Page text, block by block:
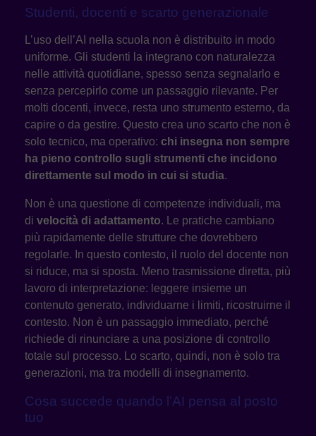
Studenti, docenti e scarto generazionale
L’uso dell’AI nella scuola non è distribuito in modo
uniforme. Gli studenti la integrano con naturalezza
nelle attività quotidiane, spesso senza segnalarlo e
senza percepirlo come un passaggio rilevante. Per
molti docenti, invece, resta uno strumento esterno, da
capire o da gestire. Questo crea uno scarto che non è
solo tecnico, ma operativo: chi insegna non sempre
ha pieno controllo sugli strumenti che incidono
direttamente sul modo in cui si studia.
Non è una questione di competenze individuali, ma
di velocità di adattamento. Le pratiche cambiano
più rapidamente delle strutture che dovrebbero
regolarle. In questo contesto, il ruolo del docente non
si riduce, ma si sposta. Meno trasmissione diretta, più
lavoro di interpretazione: leggere insieme un
contenuto generato, individuarne i limiti, ricostruirne il
contesto. Non è un passaggio immediato, perché
richiede di rinunciare a una posizione di controllo
totale sul processo. Lo scarto, quindi, non è solo tra
generazioni, ma tra modelli di insegnamento.
Cosa succede quando l’AI pensa al posto
tuo